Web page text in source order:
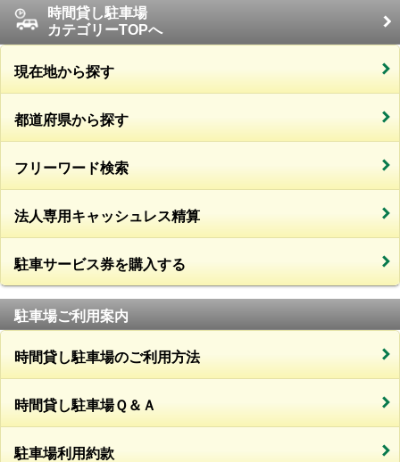
時間貸し駐車場
カテゴリーTOPへ
現在地から探す
都道府県から探す
フリーワード検索
法人専用キャッシュレス精算
駐車サービス券を購入する
駐車場ご利用案内
時間貸し駐車場のご利用方法
時間貸し駐車場Ｑ＆Ａ
駐車場利用約款